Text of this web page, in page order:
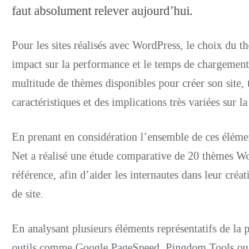
faut absolument relever aujourd’hui.
Pour les sites réalisés avec WordPress, le choix du
impact sur la performance et le temps de
multitude de thèmes disponibles pour créer son site,
caractéristiques et des implications très variées sur
En prenant en considération l’ensemble de ces
Net a réalisé une étude comparative de 20 thèmes
référence, afin d’aider les internautes dans leur
de site.
En analysant plusieurs éléments représentatifs de la